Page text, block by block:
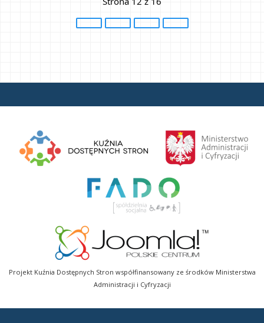
Projekt Kuźnia Dostępnych Stron współfinansowany ze środków Ministerstwa
Administracji i Cyfryzacji